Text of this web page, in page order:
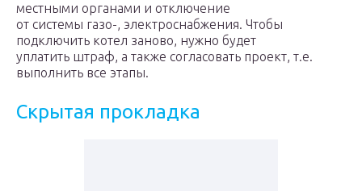
местными органами и отключение
от системы газо-, электроснабжения. Чтобы
подключить котел заново, нужно будет
уплатить штраф, а также согласовать проект, т.е.
выполнить все этапы.
Скрытая прокладка